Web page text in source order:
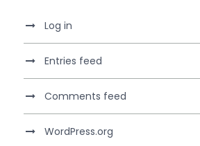
Log in
Entries feed
Comments feed
WordPress.org